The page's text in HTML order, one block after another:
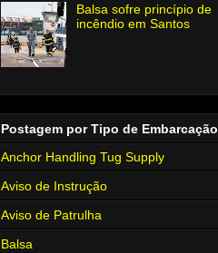
Balsa sofre princípio de
incêndio em Santos
Postagem por Tipo de Embarcação
Anchor Handling Tug Supply
Aviso de Instrução
Aviso de Patrulha
Balsa